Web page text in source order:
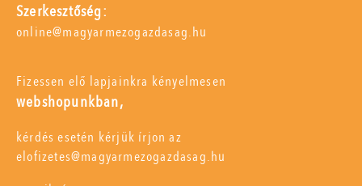
Szerkesztőség:
online@magyarmezogazdasag.hu
Fizessen elő lapjainkra kényelmesen
webshopunkban,
kérdés esetén kérjük írjon az
elofizetes@magyarmezogazdasag.hu